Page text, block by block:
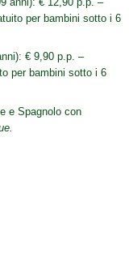
per bambini sotto i 6
€ 9,90 p.p. –
per bambini sotto i 6
e Spagnolo con